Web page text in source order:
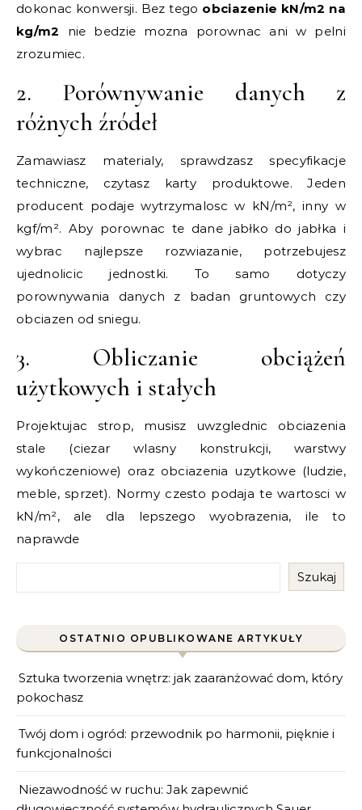
dokonac konwersji. Bez tego obciazenie kN/m2 na
kg/m2 nie bedzie mozna porownac ani w pelni
zrozumiec.
2. Porównywanie danych z
różnych źródeł
Zamawiasz materialy, sprawdzasz specyfikacje
techniczne, czytasz karty produktowe. Jeden
producent podaje wytrzymalosc w kN/m², inny w
kgf/m². Aby porownac te dane jabłko do jabłka i
wybrac najlepsze rozwiazanie, potrzebujesz
ujednolicic jednostki. To samo dotyczy
porownywania danych z badan gruntowych czy
obciazen od sniegu.
3. Obliczanie obciążeń
użytkowych i stałych
Projektujac strop, musisz uwzglednic obciazenia
stale (ciezar wlasny konstrukcji, warstwy
wykończeniowe) oraz obciazenia uzytkowe (ludzie,
meble, sprzet). Normy czesto podaja te wartosci w
kN/m², ale dla lepszego wyobrazenia, ile to
naprawde
Szukaj
OSTATNIO OPUBLIKOWANE ARTYKUŁY
Sztuka tworzenia wnętrz: jak zaaranżować dom, który
pokochasz
Twój dom i ogród: przewodnik po harmonii, pięknie i
funkcjonalności
Niezawodność w ruchu: Jak zapewnić